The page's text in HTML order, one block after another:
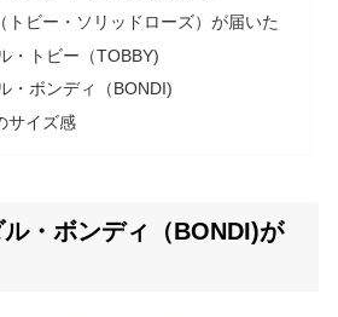
トビー・ソリッドローズ）が届いた
・トビー（TOBBY)
・ボンディ（BONDI)
サイズ感
・ボンディ（BONDI)が